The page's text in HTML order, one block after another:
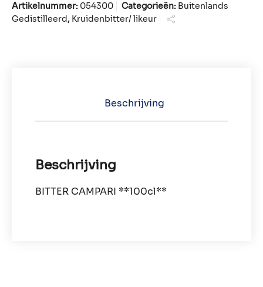
Artikelnummer: 054300 Categorieën: Buitenlands
Gedistilleerd, Kruidenbitter/ likeur
Beschrijving
Beschrijving
BITTER CAMPARI **100cl**